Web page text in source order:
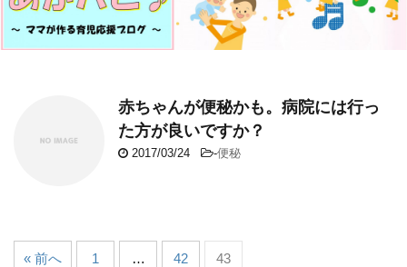
赤ちゃんが便秘かも。病院には行っ
た方が良いですか？
2017/03/24 -便秘
« 前へ 1 … 42 43